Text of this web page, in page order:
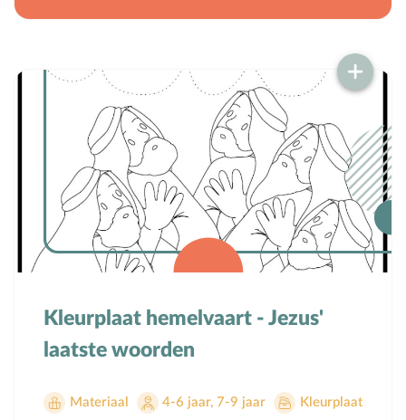
Kleurplaat hemelvaart - Jezus'
laatste woorden
Materiaal 4-6 jaar, 7-9 jaar Kleurplaat